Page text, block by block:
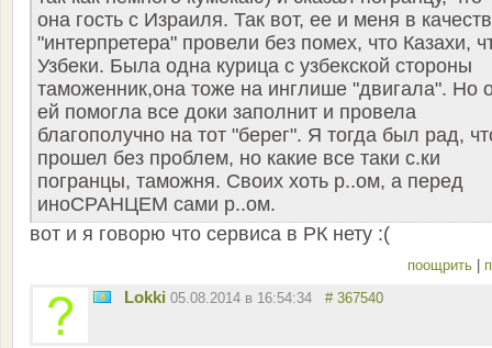
она гость с Израиля. Так вот, ее и меня в
"интерпретера" провели без помех, что Казахи,
Узбеки. Была одна курица с узбекской стороны
таможенник,она тоже на инглише "двигала". Но
ей помогла все доки заполнит и провела
благополучно на тот "берег". Я тогда был рад,
прошел без проблем, но какие все таки с.ки
погранцы, таможня. Своих хоть р..ом, а перед
иноСРАНЦЕМ сами р..ом.
вот и я говорю что сервиса в РК нету :(
поощрить
Lokki 05.08.2014 в 16:54:34 # 367540